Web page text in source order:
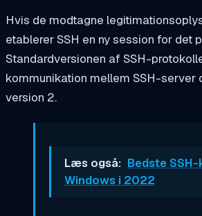
Hvis de modtagne
etablerer SSH en ny session for det
Standardversionen af SSH-
kommunikation mellem SSH-server
version 2.
Læs også: Bedste
Windows i 2022